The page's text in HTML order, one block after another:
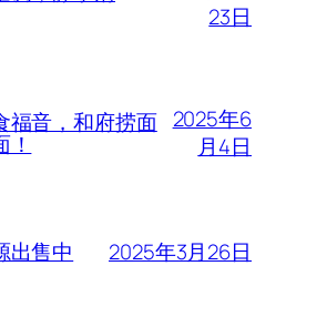
23日
福音，和府捞面 2025年6
月4日
出售中 2025年3月26日